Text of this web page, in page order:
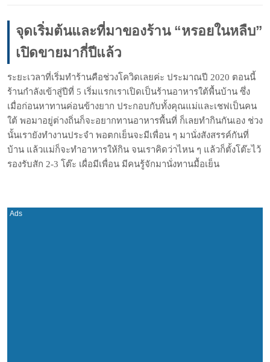
จุดเริ่มต้นและที่มาของร้าน “หรอยในหลืบ”
เปิดขายมากี่ปีแล้ว
ระยะเวลาที่เริ่มทำร้านคือช่วงโควิดเลยค่ะ ประมาณปี 2020 ตอนนี้
ร้านกำลังเข้าสู่ปีที่ 5 เริ่มแรกเราเปิดเป็นร้านอาหารใต้พื้นบ้าน ซึ่ง
เมื่อก่อนหาทานค่อนข้างยาก ประกอบกับทั้งคุณแม่และเชฟเป็นคน
ใต้ พอมาอยู่ต่างถิ่นก็จะอยากทานอาหารพื้นที่ ก็เลยทำกินกันเอง ช่วง
นั้นเรายังทำงานประจำ พอตกเย็นจะมีเพื่อน ๆ มานั่งสังสรรค์กันที่
บ้าน แล้วแม่ก็จะทำอาหารให้กิน จนเราคิดว่าไหน ๆ แล้วก็ตั้งโต๊ะไว้
รองรับสัก 2-3 โต๊ะ เผื่อมีเพื่อน มีคนรู้จักมานั่งทานมื้อเย็น